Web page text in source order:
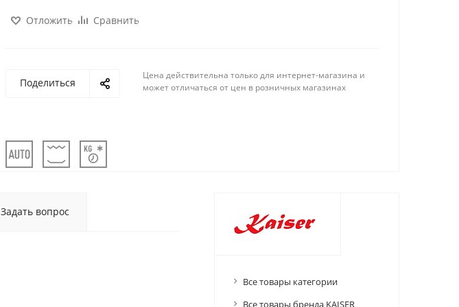
Отложить Сравнить
Поделиться
Цена действительна только для интернет-магазина и
может отличаться от цен в розничных магазинах
Задать вопрос
Все товары категории
Все товары бренда KAISER